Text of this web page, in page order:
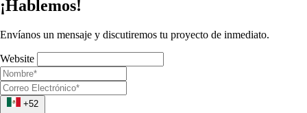
¡Hablemos!
Envíanos un mensaje y discutiremos tu proyecto de inmediato.
Website
+52